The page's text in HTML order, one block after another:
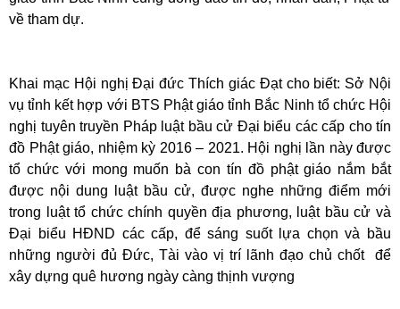
về tham dự.
Khai mạc Hội nghị Đại đức Thích giác Đạt cho biết: Sở Nội
vụ tỉnh kết hợp với BTS Phật giáo tỉnh Bắc Ninh tổ chức Hội
nghị tuyên truyền Pháp luật bầu cử Đại biểu các cấp cho tín
đồ Phật giáo, nhiệm kỳ 2016 – 2021. Hội nghị lần này được
tổ chức với mong muốn bà con tín đồ phật giáo nắm bắt
được nội dung luật bầu cử, được nghe những điểm mới
trong luật tổ chức chính quyền địa phương, luật bầu cử và
Đại biểu HĐND các cấp, để sáng suốt lựa chọn và bầu
những người đủ Đức, Tài vào vị trí lãnh đạo chủ chốt để
xây dựng quê hương ngày càng thịnh vượng